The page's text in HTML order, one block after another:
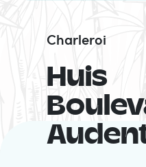
Huis
Charleroi